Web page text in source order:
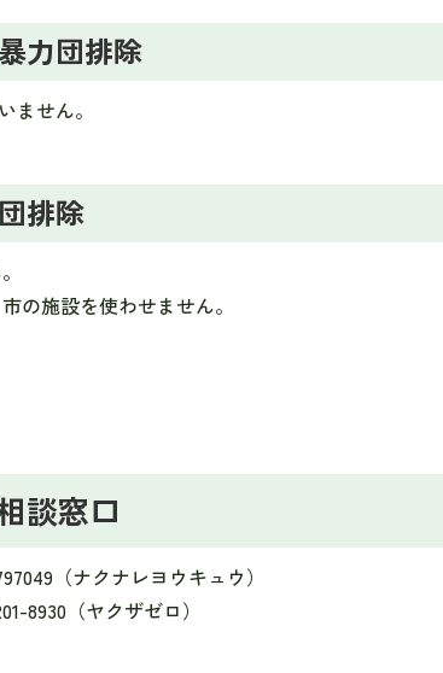
力団排除
ません。
排除
の施設を使わせません。
談窓口
（ナクナレヨウキュウ）
8930（ヤクザゼロ）